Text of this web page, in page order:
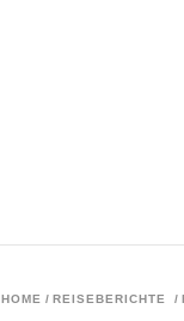
HOME / REISEBERICHTE /